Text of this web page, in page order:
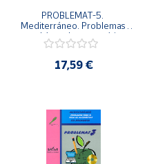
PROBLEMAT-5.
Mediterráneo. Problemas
para el área de matemáticas.
5º Educación Primaria.
17,59 €